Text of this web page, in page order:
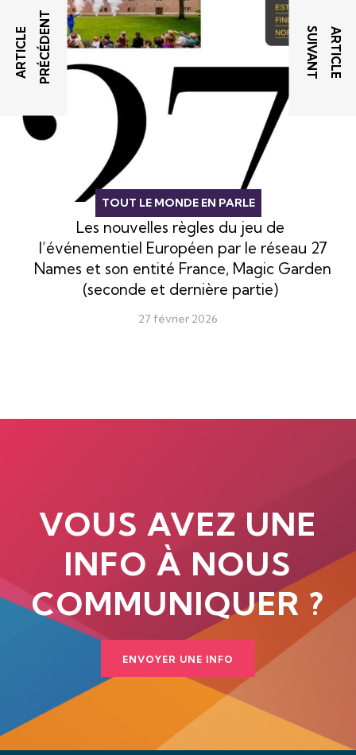
A
R
T
I
C
L
E
P
R
É
C
É
D
E
N T A
R
T
I
C
L
E
S
U
I
V
A
N
T
TOUT LE MONDE EN PARLE
Les nouvelles règles du jeu de
l’événementiel Européen par le réseau 27
Names et son entité France, Magic Garden
(seconde et dernière partie)
27 février 2026
VOUS AVEZ UNE
INFO À NOUS
COMMUNIQUER ?
ENVOYER UNE INFO